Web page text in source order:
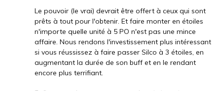
Le pouvoir (le vrai) devrait être offert à ceux qui sont
prêts à tout pour l'obtenir. Et faire monter en étoiles
n'importe quelle unité à 5 PO n'est pas une mince
affaire. Nous rendons l'investissement plus intéressant
si vous réussissez à faire passer Silco à 3 étoiles, en
augmentant la durée de son buff et en le rendant
encore plus terrifiant.